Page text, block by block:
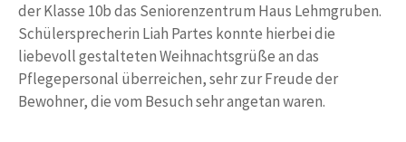
der Klasse 10b das Seniorenzentrum Haus Lehmgruben.
Schülersprecherin Liah Partes konnte hierbei die
liebevoll gestalteten Weihnachtsgrüße an das
Pflegepersonal überreichen, sehr zur Freude der
Bewohner, die vom Besuch sehr angetan waren.